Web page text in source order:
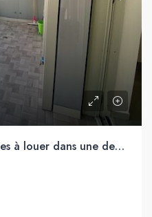
À ne pas manquer ! 4 pièces à louer dans une des tours de Gindi, Sarona, Tel Aviv